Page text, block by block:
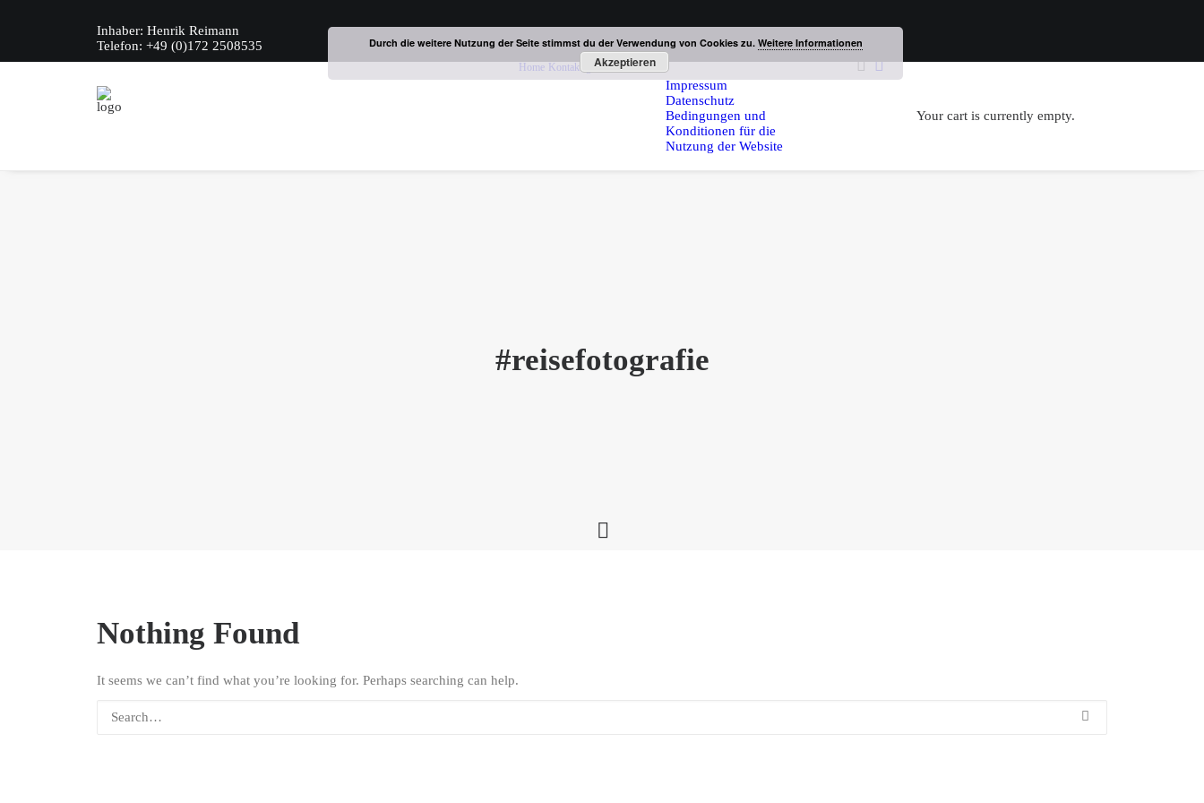
Inhaber: Henrik Reimann
Telefon: +49 (0)172 2508535
Home Kontakt gesetzliches
Impressum
Datenschutz
Bedingungen und
Konditionen für die
Nutzung der Website
Your cart is currently empty.
#reisefotografie
Nothing Found
It seems we can’t find what you’re looking for. Perhaps searching can help.
Durch die weitere Nutzung der Seite stimmst du der Verwendung von Cookies zu. Weitere Informationen
Akzeptieren